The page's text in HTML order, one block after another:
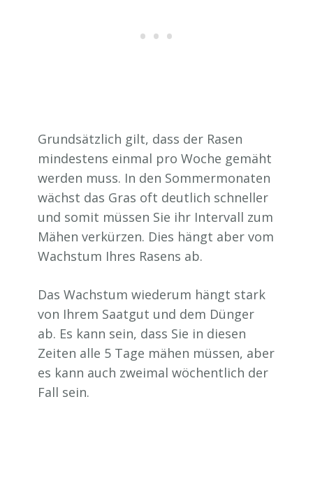
Grundsätzlich gilt, dass der Rasen
mindestens einmal pro Woche gemäht
werden muss. In den Sommermonaten
wächst das Gras oft deutlich schneller
und somit müssen Sie ihr Intervall zum
Mähen verkürzen. Dies hängt aber vom
Wachstum Ihres Rasens ab.
Das Wachstum wiederum hängt stark
von Ihrem Saatgut und dem Dünger
ab. Es kann sein, dass Sie in diesen
Zeiten alle 5 Tage mähen müssen, aber
es kann auch zweimal wöchentlich der
Fall sein.